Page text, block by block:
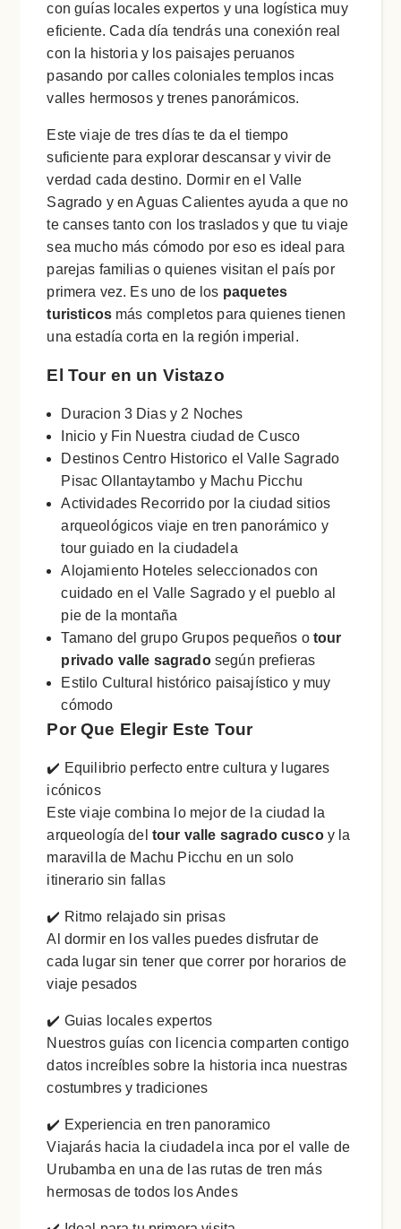
con guías locales expertos y una logística muy
eficiente. Cada día tendrás una conexión real
con la historia y los paisajes peruanos
pasando por calles coloniales templos incas
valles hermosos y trenes panorámicos.
Este viaje de tres días te da el tiempo
suficiente para explorar descansar y vivir de
verdad cada destino. Dormir en el Valle
Sagrado y en Aguas Calientes ayuda a que no
te canses tanto con los traslados y que tu viaje
sea mucho más cómodo por eso es ideal para
parejas familias o quienes visitan el país por
primera vez. Es uno de los paquetes
turisticos más completos para quienes tienen
una estadía corta en la región imperial.
El Tour en un Vistazo
Duracion 3 Dias y 2 Noches
Inicio y Fin Nuestra ciudad de Cusco
Destinos Centro Historico el Valle Sagrado
Pisac Ollantaytambo y Machu Picchu
Actividades Recorrido por la ciudad sitios
arqueológicos viaje en tren panorámico y
tour guiado en la ciudadela
Alojamiento Hoteles seleccionados con
cuidado en el Valle Sagrado y el pueblo al
pie de la montaña
Tamano del grupo Grupos pequeños otour
privado valle sagradosegún prefieras
Estilo Cultural histórico paisajístico y muy
cómodo
Por Que Elegir Este Tour
✔️ Equilibrio perfecto entre cultura y lugares
icónicos
Este viaje combina lo mejor de la ciudad la
arqueología del tour valle sagrado cuscoy la
maravilla de Machu Picchu en un solo
itinerario sin fallas
✔️ Ritmo relajado sin prisas
Al dormir en los valles puedes disfrutar de
cada lugar sin tener que correr por horarios de
viaje pesados
✔️ Guias locales expertos
Nuestros guías con licencia comparten contigo
datos increíbles sobre la historia inca nuestras
costumbres y tradiciones
✔️ Experiencia en tren panoramico
Viajarás hacia la ciudadela inca por el valle de
Urubamba en una de las rutas de tren más
hermosas de todos los Andes